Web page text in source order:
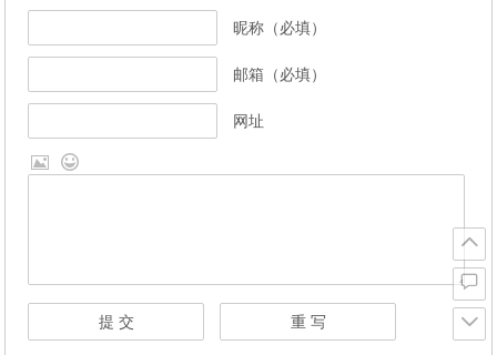
昵称（必填）
邮箱（必填）
网址